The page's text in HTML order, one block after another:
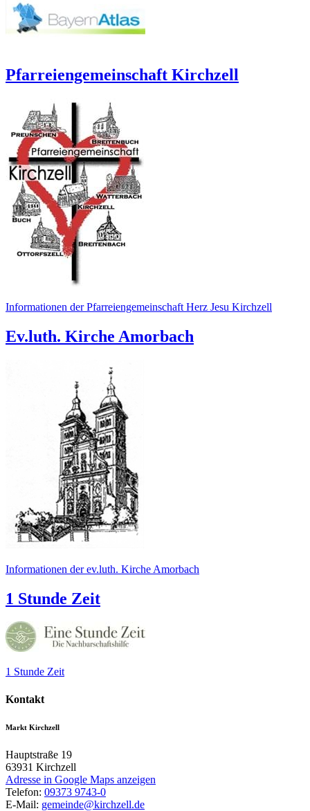
Pfarreiengemeinschaft Kirchzell
Informationen der Pfarreiengemeinschaft Herz Jesu Kirchzell
Ev.luth. Kirche Amorbach
Informationen der ev.luth. Kirche Amorbach
1 Stunde Zeit
1 Stunde Zeit
Kontakt
Markt Kirchzell
Hauptstraße 19
63931 Kirchzell
Adresse in Google Maps anzeigen
Telefon: 09373 9743-0
E-Mail: gemeinde@kirchzell.de